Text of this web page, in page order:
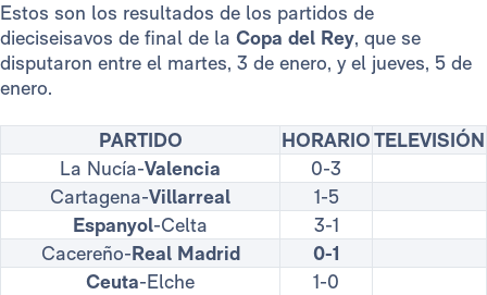
Estos son los resultados de los partidos de
dieciseisavos de final de la Copa del Rey, que se
disputaron entre el martes, 3 de enero, y el jueves, 5 de
enero.
PARTIDO HORARIOTELEVISIÓN
La Nucía-Valencia
0-3
Cartagena-Villarreal
1-5
Espanyol-Celta
3-1
Cacereño-Real Madrid
0-1
Ceuta-Elche
1-0